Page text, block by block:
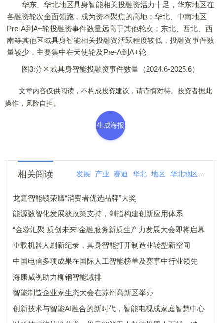
华东、华北地区具身智能相关投融资活力十足，华东地区在
各融资轮次全面领跑，成为资本聚焦的高地；华北、中南地区
Pre-A到A+轮投融资事件数量远高于其他轮次；东北、西北、西
南等其他区域具身智能相关投融资活跃程度较低，投融资事件数
量较少，主要集中在天使轮及Pre-A到A+轮。
图3:分区域具身智能投融资事件数量（2024.6-2025.6）
文章内容仅供阅读，不构成投资建议，请谨慎对待。投资者据此
操作，风险自担。
生成海报
相关阅读 发展 产业 赛迪 华北 地区 华北地区
龙霆智能锁荣膺“消费者优选品牌”大奖
能源数智化发展获政策支持，剑指构建创新应用体系
“金蓉汇聚 质创未来”金融服务新质生产力发展大会即将启幕
重载机器人刷新纪录，具身智能打开制造业转型新空间
中国电信多项成果在国际人工智能榜单及赛事中行业领先
海康威视助力柳钢智能减排
智能制造企业家生态大会在苏州高新区举办
创新技术与智能AI融合的新时代，智能电视成家庭智慧中心